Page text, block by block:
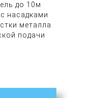
до 10м
насадками
металла
подачи